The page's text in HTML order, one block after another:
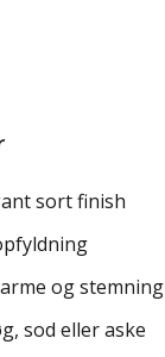
sort finish
og stemning
sod eller aske